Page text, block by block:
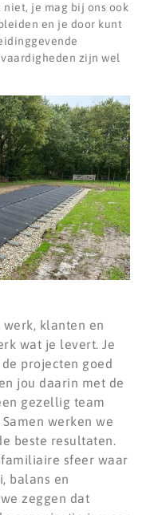
je mag bij ons ook
en je door kunt
zijn wel
klanten en
wat je levert. Je
projecten goed
jou daarin met de
gezellig team
werken we
beste resultaten.
sfeer waar
balans en
zeggen dat